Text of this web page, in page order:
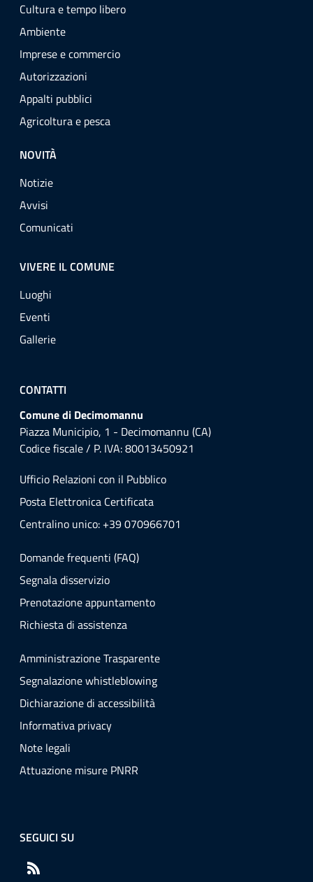
Cultura e tempo libero
Ambiente
Imprese e commercio
Autorizzazioni
Appalti pubblici
Agricoltura e pesca
NOVITÀ
Notizie
Avvisi
Comunicati
VIVERE IL COMUNE
Luoghi
Eventi
Gallerie
CONTATTI
Comune di Decimomannu
Piazza Municipio, 1 - Decimomannu (CA)
Codice fiscale / P. IVA: 80013450921
Ufficio Relazioni con il Pubblico
Posta Elettronica Certificata
Centralino unico: +39 070966701
Domande frequenti (FAQ)
Segnala disservizio
Prenotazione appuntamento
Richiesta di assistenza
Amministrazione Trasparente
Segnalazione whistleblowing
Dichiarazione di accessibilità
Informativa privacy
Note legali
Attuazione misure PNRR
SEGUICI SU